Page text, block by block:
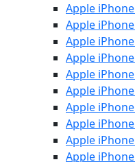
Apple
Apple
Apple
Apple
Apple
Apple
Apple
Apple
Apple
Apple